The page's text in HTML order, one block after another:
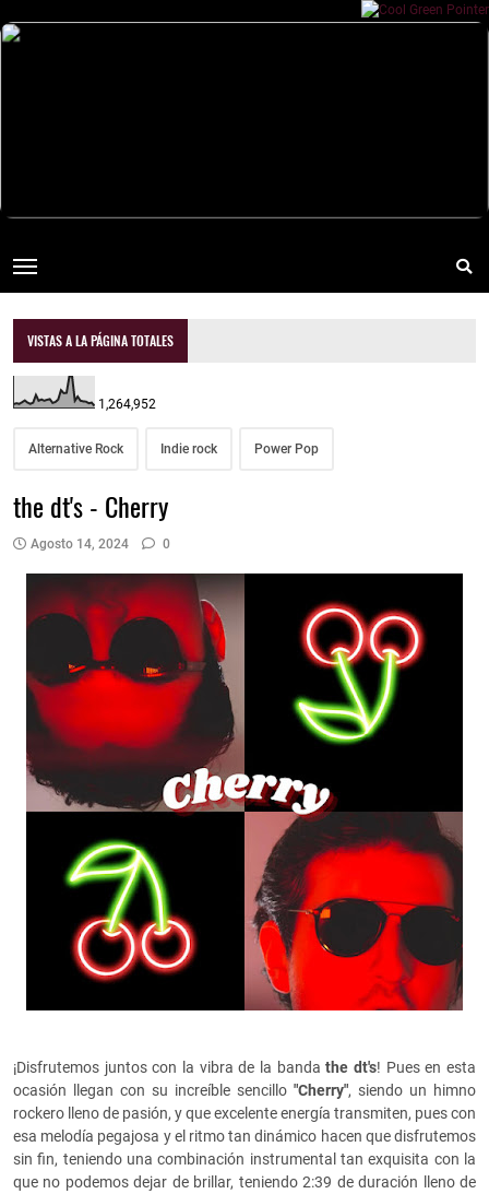
VISTAS A LA PÁGINA TOTALES
1,264,952
Alternative Rock Indie rock Power Pop
the dt's - Cherry
Agosto 14, 2024 0
¡Disfrutemos juntos con la vibra de la banda the dt's! Pues en esta
ocasión llegan con su increíble sencillo "Cherry", siendo un himno
rockero lleno de pasión, y que excelente energía transmiten, pues con
esa melodía pegajosa y el ritmo tan dinámico hacen que disfrutemos
sin fin, teniendo una combinación instrumental tan exquisita con la
que no podemos dejar de brillar, teniendo 2:39 de duración lleno de